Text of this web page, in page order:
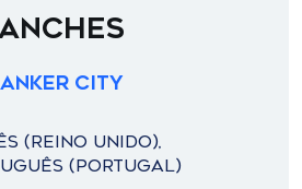
City
(REINO UNIDO),
(PORTUGAL)